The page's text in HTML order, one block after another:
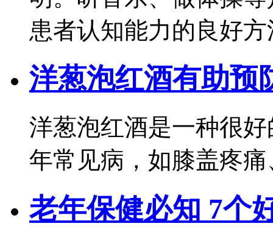
患者认知能力的良好方
洋葱泡红酒有助预
洋葱泡红酒是一种很
年常见病，如膝盖疼
老年保健必知 7个